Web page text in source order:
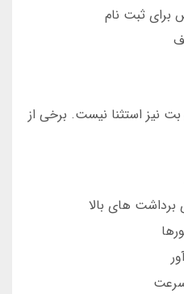
برای ثبت نام
نیز استثنا نیست. برخی از
برداشت های بالا